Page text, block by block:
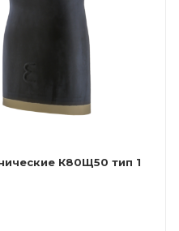
К80Щ50 тип 1